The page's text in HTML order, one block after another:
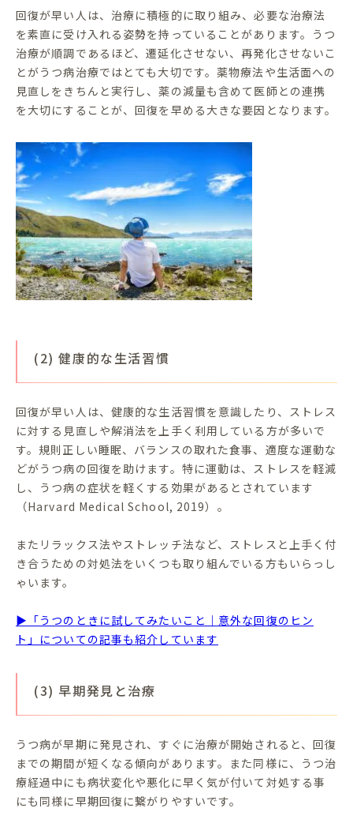
回復が早い人は、治療に積極的に取り組み、必要な治療法
を素直に受け入れる姿勢を持っていることがあります。うつ
治療が順調であるほど、遷延化させない、再発化させないこ
とがうつ病治療ではとても大切です。薬物療法や生活面への
見直しをきちんと実行し、薬の減量も含めて医師との連携
を大切にすることが、回復を早める大きな要因となります。
(2) 健康的な生活習慣
回復が早い人は、健康的な生活習慣を意識したり、ストレス
に対する見直しや解消法を上手く利用している方が多いで
す。規則正しい睡眠、バランスの取れた食事、適度な運動な
どがうつ病の回復を助けます。特に運動は、ストレスを軽減
し、うつ病の症状を軽くする効果があるとされています
（Harvard Medical School, 2019）。
またリラックス法やストレッチ法など、ストレスと上手く付
き合うための対処法をいくつも取り組んでいる方もいらっし
ゃいます。
▶「うつのときに試してみたいこと｜意外な回復のヒン
ト」についての記事も紹介しています
(3) 早期発見と治療
うつ病が早期に発見され、すぐに治療が開始されると、回復
までの期間が短くなる傾向があります。また同様に、うつ治
療経過中にも病状変化や悪化に早く気が付いて対処する事
にも同様に早期回復に繋がりやすいです。